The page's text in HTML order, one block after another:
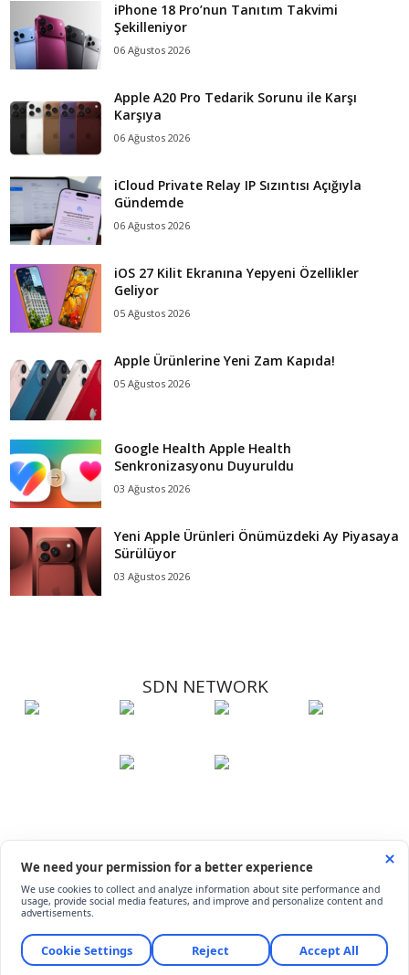
iPhone 18 Pro’nun Tanıtım Takvimi
Şekilleniyor
06 Ağustos 2026
Apple A20 Pro Tedarik Sorunu ile Karşı
Karşıya
06 Ağustos 2026
iCloud Private Relay IP Sızıntısı Açığıyla
Gündemde
06 Ağustos 2026
iOS 27 Kilit Ekranına Yepyeni Özellikler
Geliyor
05 Ağustos 2026
Apple Ürünlerine Yeni Zam Kapıda!
05 Ağustos 2026
Google Health Apple Health
Senkronizasyonu Duyuruldu
03 Ağustos 2026
Yeni Apple Ürünleri Önümüzdeki Ay Piyasaya
Sürülüyor
03 Ağustos 2026
SDN NETWORK
© ShiftDelete.Net